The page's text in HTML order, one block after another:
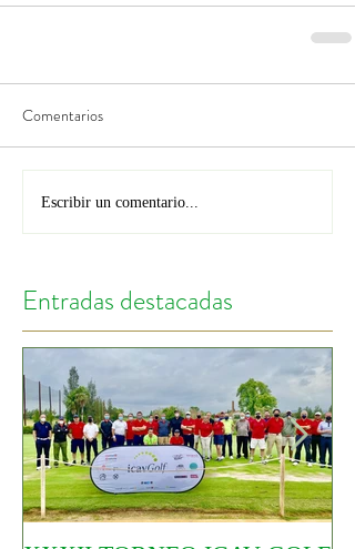
Comentarios
Escribir un comentario...
Entradas destacadas